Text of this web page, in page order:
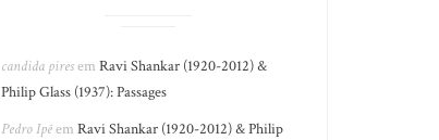
candida piresemRavi Shankar (1920-2012) &
Philip Glass (1937): Passages
Pedro IpêemRavi Shankar (1920-2012) & Philip